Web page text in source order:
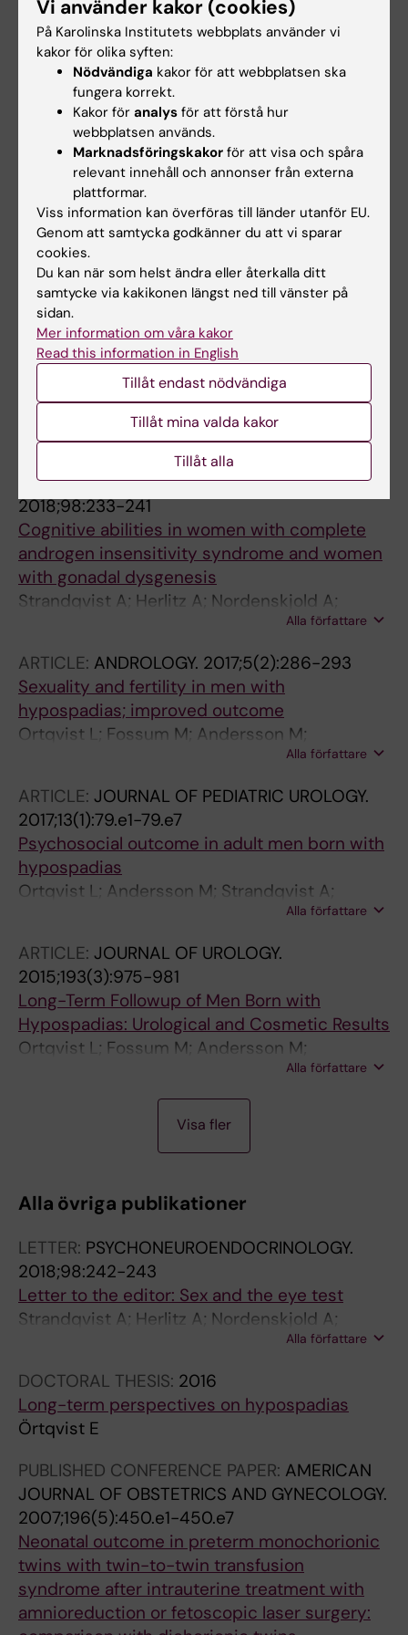
hypospadias - preliminary results of a cross-
sectional cohort study
Ortqvist L; Engberg H; Strandqvist A;
Nordenstrom A; Holmdahl G; Nordenskjold A;
Frisen L
Alla författare
ARTICLE:HORMONES AND BEHAVIOR.
2019;109:64-70
No difference in cognitive performance or
gender role behavior between men with and
without hypospadias
Strandqvist A; Ortqvist L; Frisen L;
Nordenskjold A; Herlitz A; Nordenstrom A
ARTICLE:JOURNAL OF UROLOGY.
2018;200(6):1362-1370
Psychosocial and Sexual Outcomes in
Adolescents following Surgery for Proximal
Hypospadias in Childhood
Andersson M; Sjostrom S; Wangqvist M;
Ortqvist L; Nordenskjold A; Holmdahl G
Alla författare
ARTICLE:PSYCHONEUROENDOCRINOLOGY.
2018;98:233-241
Cognitive abilities in women with complete
androgen insensitivity syndrome and women
with gonadal dysgenesis
Strandqvist A; Herlitz A; Nordenskjold A;
Ortqvist L; Frisen L; Hirschberg AL;Alla författare
ARTICLE: ANDROLOGY. 2017;5(2):286-293
Sexuality and fertility in men with
hypospadias; improved outcome
Ortqvist L; Fossum M; Andersson M;
Nordenstrom A; Frisen L; Holmdahl G;Alla författare
ARTICLE: JOURNAL OF PEDIATRIC UROLOGY.
2017;13(1):79.e1-79.e7
Psychosocial outcome in adult men born with
hypospadias
Ortqvist L; Andersson M; Strandqvist A;
Nordenstrom A; Frisen L; Holmdahl G;Alla författare
ARTICLE: JOURNAL OF UROLOGY.
2015;193(3):975-981
Long-Term Followup of Men Born with
Hypospadias: Urological and Cosmetic Results
Ortqvist L; Fossum M; Andersson M;
Nordenstrom A; Frisen L; Holmdahl G;Alla författare
C
E
:
J
O
R
N
A
L
O
F
P
E
D
I
A
C
E
:
P
E
I
A
T
R
I
C
S
U
R
G
E
C
E
:
A
M
R
I
C
A
N
J
O
U
R
N
A
C
E
:
A
M
R
I
C
A
N
J
O
U
R
N
A
C
E
:
U
L
R
A
S
O
U
N
D
I
N
O
B
Visa fler
Alla övriga publikationer
LETTER: PSYCHONEUROENDOCRINOLOGY.
2018;98:242-243
Letter to the editor: Sex and the eye test
Strandqvist A; Herlitz A; Nordenskjold A;
Ortqvist L; Frisen L; Hirschberg AL;Alla författare
DOCTORAL THESIS: 2016
Long-term perspectives on hypospadias
Örtqvist E
PUBLISHED CONFERENCE PAPER: AMERICAN
JOURNAL OF OBSTETRICS AND GYNECOLOGY.
2007;196(5):450.e1-450.e7
Neonatal outcome in preterm monochorionic
twins with twin-to-twin transfusion
syndrome after intrauterine treatment with
amnioreduction or fetoscopic laser surgery:
Vi använder kakor (cookies)
På Karolinska Institutets webbplats använder vi
kakor för olika syften:
Nödvändiga kakor för att webbplatsen ska
fungera korrekt.
Kakor för analys för att förstå hur
webbplatsen används.
Marknadsföringskakor för att visa och spåra
relevant innehåll och annonser från externa
plattformar.
Viss information kan överföras till länder utanför EU.
Genom att samtycka godkänner du att vi sparar
cookies.
Du kan när som helst ändra eller återkalla ditt
samtycke via kakikonen längst ned till vänster på
sidan.
Mer information om våra kakor
Read this information in English
Tillåt endast nödvändiga
Tillåt mina valda kakor
Tillåt alla